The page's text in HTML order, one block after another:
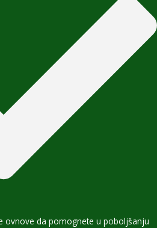
ovnove da pomognete u poboljšanju